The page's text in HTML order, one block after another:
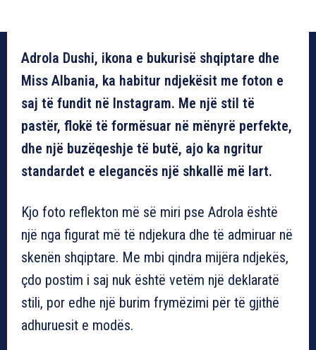
Adrola Dushi, ikona e bukurisë shqiptare dhe
Miss Albania, ka habitur ndjekësit me foton e
saj të fundit në Instagram. Me një stil të
pastër, flokë të formësuar në mënyrë perfekte,
dhe një buzëqeshje të butë, ajo ka ngritur
standardet e elegancës një shkallë më lart.
Kjo foto reflekton më së miri pse Adrola është
një nga figurat më të ndjekura dhe të admiruar në
skenën shqiptare. Me mbi qindra mijëra ndjekës,
çdo postim i saj nuk është vetëm një deklaratë
stili, por edhe një burim frymëzimi për të gjithë
adhuruesit e modës.